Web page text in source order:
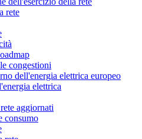
rete
congestioni
dell'energia elettrica europeo
elettrica
aggiornati
consumo